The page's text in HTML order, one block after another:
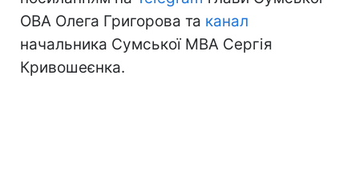
ОВА Олега Григорова та канал
начальника Сумської МВА Сергія
Кривошеєнка.